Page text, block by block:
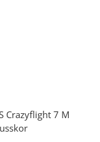
Crazyflight 7 M